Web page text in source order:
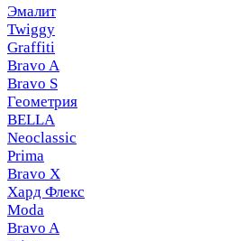
Эмалит
Twiggy
Graffiti
Bravo A
Bravo S
Геометрия
BELLA
Neoclassic
Prima
Bravo X
Хард Флекс
Moda
Bravo A